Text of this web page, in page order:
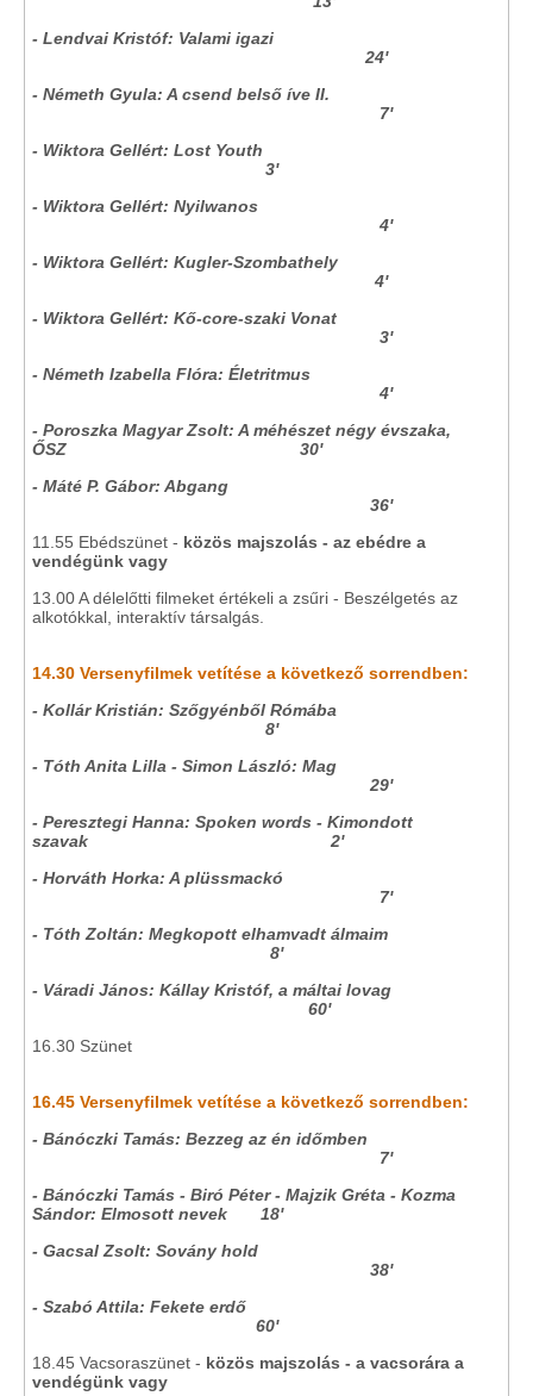
- Lendvai Kristóf: Valami igazi
24'
- Németh Gyula: A csend belső íve II.
7'
- Wiktora Gellért: Lost Youth
3'
- Wiktora Gellért: Nyilwanos
4'
- Wiktora Gellért: Kugler-Szombathely
4'
- Wiktora Gellért: Kő-core-szaki Vonat
3'
- Németh Izabella Flóra: Életritmus
4'
- Poroszka Magyar Zsolt: A méhészet négy évszaka,
ŐSZ 30'
- Máté P. Gábor: Abgang
36'
11.55 Ebédszünet - közös majszolás - az ebédre a
vendégünk vagy
13.00 A délelőtti filmeket értékeli a zsűri - Beszélgetés az
alkotókkal, interaktív társalgás.
14.30 Versenyfilmek vetítése a következő sorrendben:
- Kollár Kristián: Szőgyénből Rómába
8'
- Tóth Anita Lilla - Simon László: Mag
29'
- Peresztegi Hanna: Spoken words - Kimondott
szavak 2'
- Horváth Horka: A plüssmackó
7'
- Tóth Zoltán: Megkopott elhamvadt álmaim
8'
- Váradi János: Kállay Kristóf, a máltai lovag
60'
16.30 Szünet
16.45 Versenyfilmek vetítése a következő sorrendben:
- Bánóczki Tamás: Bezzeg az én időmben
7'
- Bánóczki Tamás - Biró Péter - Majzik Gréta - Kozma
Sándor: Elmosott nevek 18'
- Gacsal Zsolt: Sovány hold
38'
- Szabó Attila: Fekete erdő
60'
18.45 Vacsoraszünet - közös majszolás - a vacsorára a
vendégünk vagy